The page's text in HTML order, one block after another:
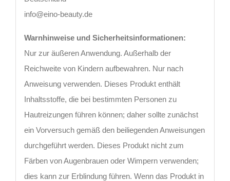
info@eino-beauty.de
Warnhinweise und Sicherheitsinformationen:
Nur zur äußeren Anwendung. Außerhalb der
Reichweite von Kindern aufbewahren. Nur nach
Anweisung verwenden. Dieses Produkt enthält
Inhaltsstoffe, die bei bestimmten Personen zu
Hautreizungen führen können; daher sollte zunächst
ein Vorversuch gemäß den beiliegenden Anweisungen
durchgeführt werden. Dieses Produkt nicht zum
Färben von Augenbrauen oder Wimpern verwenden;
dies kann zur Erblindung führen. Wenn das Produkt in